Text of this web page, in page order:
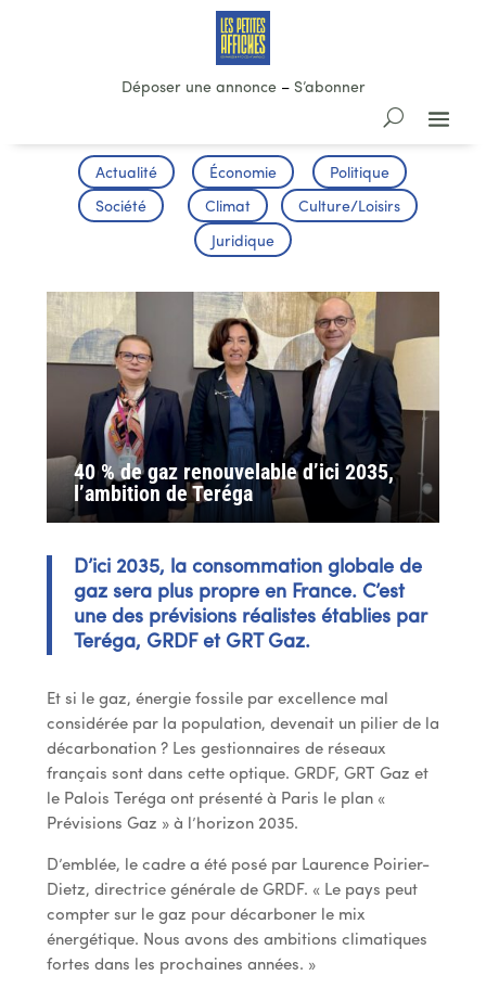
Déposer une annonce– S’abonner
Actualité Économie Politique
Société Climat Culture/Loisirs
Juridique
40 % de gaz renouvelable d’ici 2035,
l’ambition de Teréga
D’ici 2035, la consommation globale de
gaz sera plus propre en France. C’est
une des prévisions réalistes établies par
Teréga, GRDF et GRT Gaz.
Et si le gaz, énergie fossile par excellence mal
considérée par la population, devenait un pilier de la
décarbonation ? Les gestionnaires de réseaux
français sont dans cette optique. GRDF, GRT Gaz et
le Palois Teréga ont présenté à Paris le plan «
Prévisions Gaz » à l’horizon 2035.
D’emblée, le cadre a été posé par Laurence Poirier-
Dietz, directrice générale de GRDF. « Le pays peut
compter sur le gaz pour décarboner le mix
énergétique. Nous avons des ambitions climatiques
fortes dans les prochaines années. »